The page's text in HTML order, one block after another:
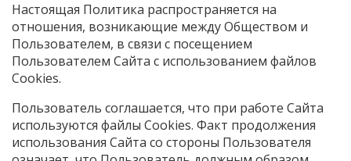
Настоящая Политика распространяется на
отношения, возникающие между Обществом и
Пользователем, в связи с посещением
Пользователем Сайта с использованием файлов
Сookies.
Пользователь соглашается, что при работе Сайта
используются файлы Сookies. Факт продолжения
использования Сайта со стороны Пользователя